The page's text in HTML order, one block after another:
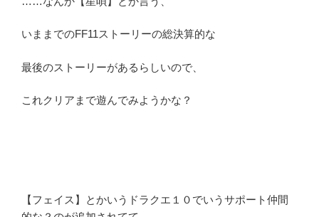
いままでのFF11ストーリーの総決算的な
最後のストーリーがあるらしいので、
これクリアまで遊んでみようかな？
【フェイス】とかいうドラクエ１０でいうサポート仲間